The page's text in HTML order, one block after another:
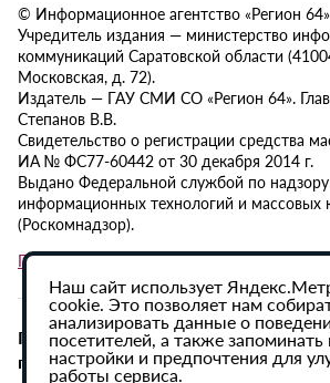
© Информационное агентство «Регион 64»
Учредитель издания — министерство
коммуникаций Саратовской области
Московская, д. 72).
Издатель — ГАУ СМИ СО «Регион 64».
Степанов В.В.
Свидетельство о регистрации средства
ИА № ФС77-60442 от 30 декабря 2014 г.
Выдано Федеральной службой по надзору
информационных технологий и массовых
(Роскомнадзор).
Политика в отношении обработки
При использовании материалов сайта
гиперссылка на ИА «Регион 64»
Наш сайт использует
cookie. Это позволяет нам
анализировать данные о
посетителей, а также
настройки и предпочтения для
работы сервиса.